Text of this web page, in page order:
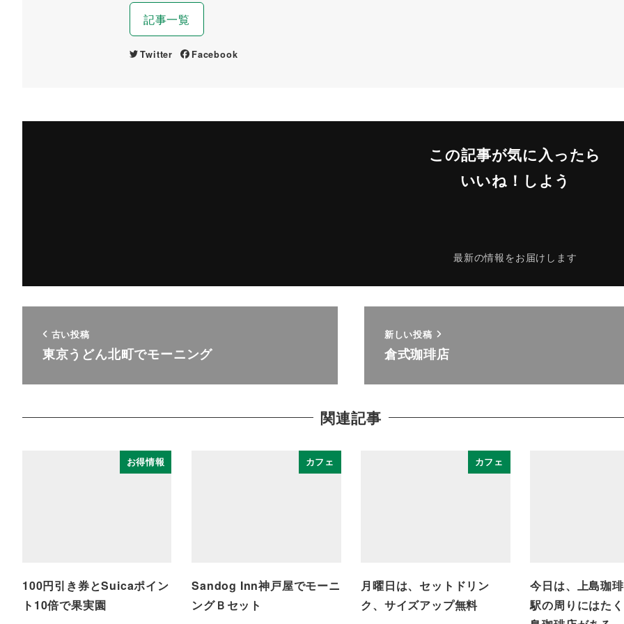
記事一覧
Twitter Facebook
この記事が気に入ったら
いいね！しよう
最新の情報をお届けします
古い投稿
東京うどん北町でモーニング
新しい投稿
倉式珈琲店
関連記事
お得情報
100円引き券とSuicaポイン
ト10倍で果実園
カフェ
Sandog Inn神戸屋でモーニ
ングＢセット
カフェ
月曜日は、セットドリン
ク、サイズアップ無料
今日は、上島珈
駅の周りにはた